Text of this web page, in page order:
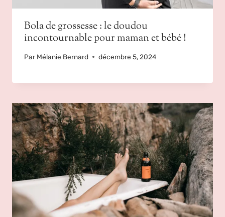
Bola de grossesse : le doudou
incontournable pour maman et bébé !
Par Mélanie Bernard décembre 5, 2024